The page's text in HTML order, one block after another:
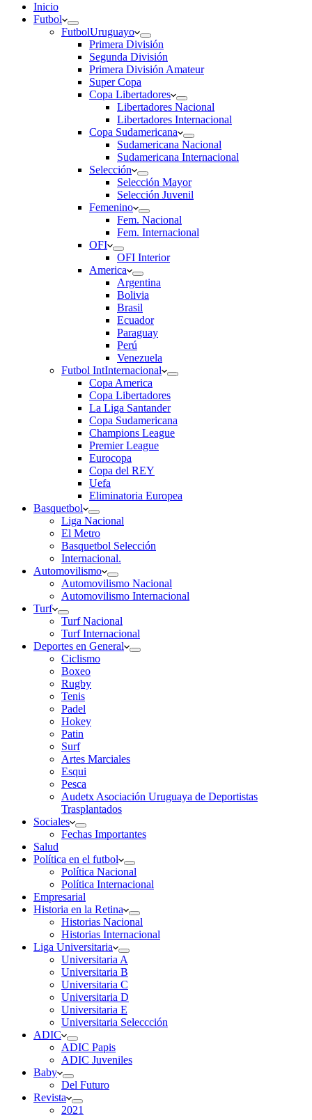
Inicio
Futbol
FutbolUruguayo
Primera División
Segunda División
Primera División Amateur
Super Copa
Copa Libertadores
Libertadores Nacional
Libertadores Internacional
Copa Sudamericana
Sudamericana Nacional
Sudamericana Internacional
Selección
Selección Mayor
Selección Juvenil
Femenino
Fem. Nacional
Fem. Internacional
OFI
OFI Interior
America
Argentina
Bolivia
Brasil
Ecuador
Paraguay
Perú
Venezuela
Futbol IntInternacional
Copa America
Copa Libertadores
La Liga Santander
Copa Sudamericana
Champions League
Premier League
Eurocopa
Copa del REY
Uefa
Eliminatoria Europea
Basquetbol
Liga Nacional
El Metro
Basquetbol Selección
Internacional.
Automovilismo
Automovilismo Nacional
Automovilismo Internacional
Turf
Turf Nacional
Turf Internacional
Deportes en General
Ciclismo
Boxeo
Rugby
Tenis
Padel
Hokey
Patin
Surf
Artes Marciales
Esqui
Pesca
Audetx Asociación Uruguaya de Deportistas
Trasplantados
Sociales
Fechas Importantes
Salud
Política en el futbol
Política Nacional
Política Internacional
Empresarial
Historia en la Retina
Historias Nacional
Historias Internacional
Liga Universitaria
Universitaria A
Universitaria B
Universitaria C
Universitaria D
Universitaria E
Universitaria Seleccción
ADIC
ADIC Papis
ADIC Juveniles
Baby
Del Futuro
Revista
2021